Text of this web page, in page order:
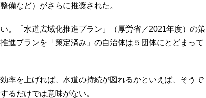
備など）がさらに推奨された。
。「水道広域化推進プラン」（厚労省／2021年度）の策
進プランを「策定済み」の自治体は５団体にとどまって
率を上げれば、水道の持続が図れるかといえば、そうで
るだけでは意味がない。